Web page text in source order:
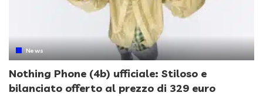
News
Nothing Phone (4b) ufficiale: Stiloso e
bilanciato offerto al prezzo di 329 euro